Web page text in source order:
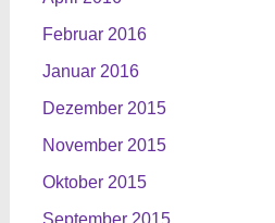
Februar 2016
Januar 2016
Dezember 2015
November 2015
Oktober 2015
September 2015